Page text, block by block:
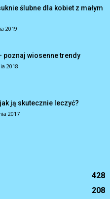
ślubne dla kobiet z małym
2019
poznaj wiosenne trendy
2018
ją skutecznie leczyć?
2017
428
208